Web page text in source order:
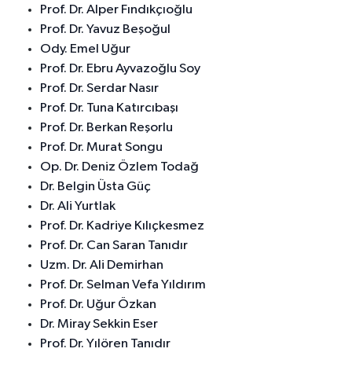
Prof. Dr. Alper Fındıkçıoğlu
Prof. Dr. Yavuz Beşoğul
Ody. Emel Uğur
Prof. Dr. Ebru Ayvazoğlu Soy
Prof. Dr. Serdar Nasır
Prof. Dr. Tuna Katırcıbaşı
Prof. Dr. Berkan Reşorlu
Prof. Dr. Murat Songu
Op. Dr. Deniz Özlem Todağ
Dr. Belgin Üsta Güç
Dr. Ali Yurtlak
Prof. Dr. Kadriye Kılıçkesmez
Prof. Dr. Can Saran Tanıdır
Uzm. Dr. Ali Demirhan
Prof. Dr. Selman Vefa Yıldırım
Prof. Dr. Uğur Özkan
Dr. Miray Sekkin Eser
Prof. Dr. Yılören Tanıdır